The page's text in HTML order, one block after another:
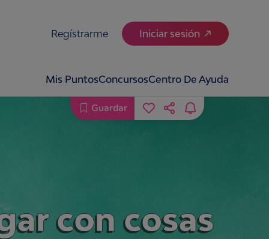
Regístrarme Iniciar sesión
Mis PuntosConcursosCentro De Ayuda
con cosas
Guardar